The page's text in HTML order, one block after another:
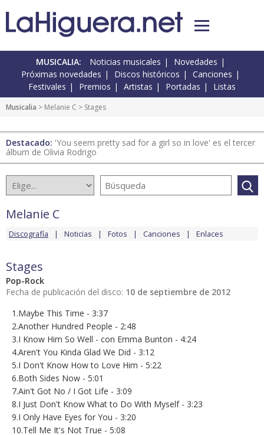
MUSICALIA: Noticias musicales
Novedades
Próximas novedades
Discos históricos
Canciones
Festivales
Premios Artistas Portadas Listas
Musicalia > Melanie C > Stages
Destacado: 'You seem pretty sad for a girl so in love' es el tercer
álbum de Olivia Rodrigo
Melanie C
Discografía Noticias Fotos Canciones Enlaces
Stages
Pop-Rock
Fecha de publicación del disco: 10 de septiembre de 2012
1.Maybe This Time - 3:37
2.Another Hundred People - 2:48
3.I Know Him So Well - con Emma Bunton - 4:24
4.Aren't You Kinda Glad We Did - 3:12
5.I Don't Know How to Love Him - 5:22
6.Both Sides Now - 5:01
7.Ain't Got No / I Got Life - 3:09
8.I Just Don't Know What to Do With Myself - 3:23
9.I Only Have Eyes for You - 3:20
10.Tell Me It's Not True - 5:08